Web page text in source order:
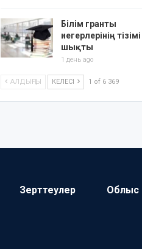
Білім гранты
иегерлерінің тізімі
шықты
1 день ago
АЛДЫҢҒЫ КЕЛЕСІ 1 of 6 369
Зерттеулер Облыс